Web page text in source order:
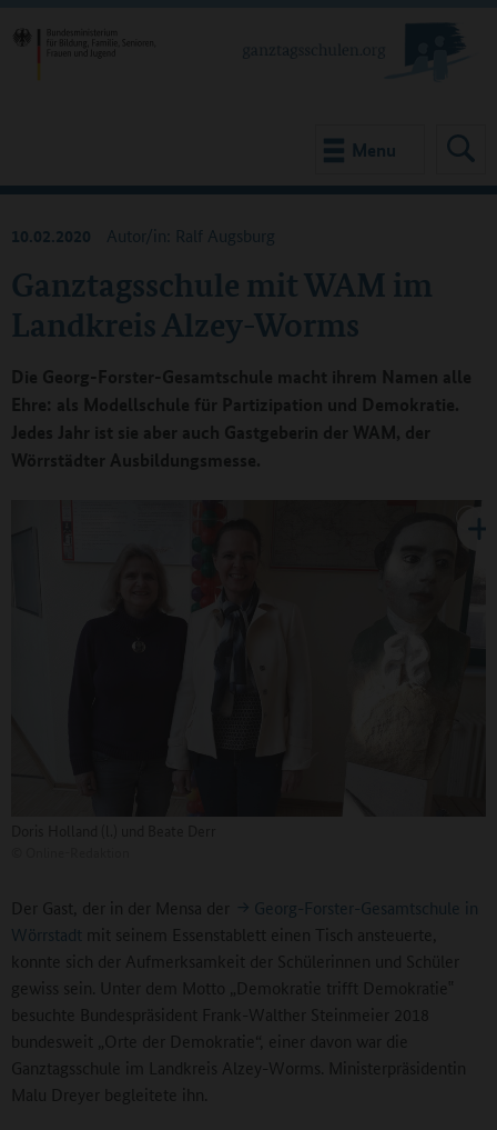
Menu
Ganztagsschule mit WAM im
Landkreis Alzey-Worms
10.02.2020 Autor/in: Ralf Augsburg
Die Georg-Forster-Gesamtschule macht ihrem Namen alle
Ehre: als Modellschule für Partizipation und Demokratie.
Jedes Jahr ist sie aber auch Gastgeberin der WAM, der
Wörrstädter Ausbildungsmesse.
Der Gast, der in der Mensa der
Georg-Forster-Gesamtschule in
Wörrstadt mit seinem Essenstablett einen Tisch ansteuerte,
konnte sich der Aufmerksamkeit der Schülerinnen und Schüler
gewiss sein. Unter dem Motto „Demokratie trifft Demokratie‟
besuchte Bundespräsident Frank-Walther Steinmeier 2018
bundesweit „Orte der Demokratie“, einer davon war die
Ganztagsschule im Landkreis Alzey-Worms. Ministerpräsidentin
Malu Dreyer begleitete ihn.